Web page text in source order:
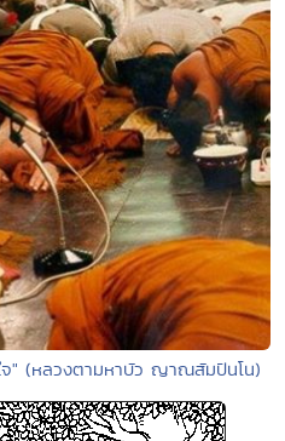
จ" (หลวงตามหาบัว ญาณสัมปันโน)